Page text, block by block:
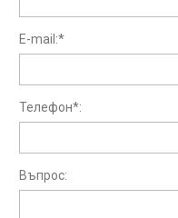
Египет
Екскурзии
0700 18 308
E-mail:*
Телефон*:
Въпрос: